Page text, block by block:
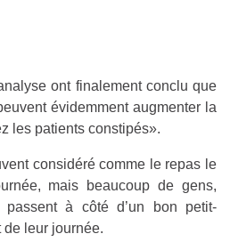
ont finalement conclu que
évidemment augmenter la
les patients constipés».
considéré comme le repas le
mais beaucoup de gens,
passent à côté d’un bon petit-
leur journée.